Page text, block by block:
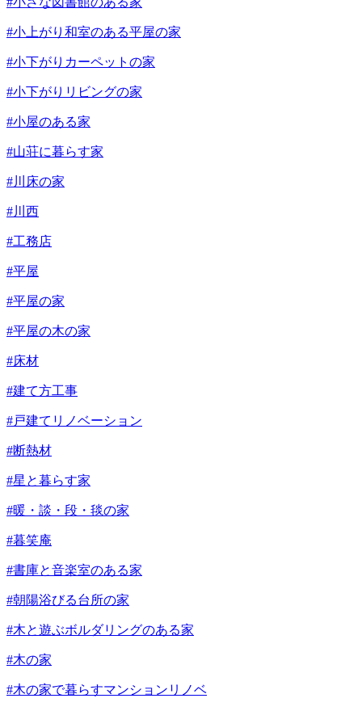
#小上がり和室のある平屋の家
#小下がりカーペットの家
#小下がりリビングの家
#小屋のある家
#山荘に暮らす家
#川床の家
#川西
#工務店
#平屋
#平屋の家
#平屋の木の家
#床材
#建て方工事
#戸建てリノベーション
#断熱材
#星と暮らす家
#暖・談・段・毯の家
#暮笑庵
#書庫と音楽室のある家
#朝陽浴びる台所の家
#木と遊ぶボルダリングのある家
#木の家
#木の家で暮らすマンションリノベ